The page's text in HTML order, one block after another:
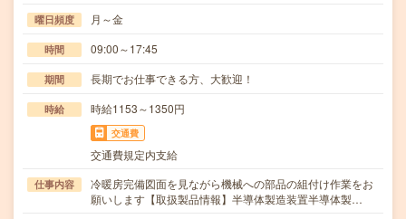
曜日頻度 月～金
時間 09:00～17:45
期間 長期でお仕事できる方、大歓迎！
時給 時給1153～1350円
交通費
交通費規定内支給
仕事内容
冷暖房完備図面を見ながら機械への部品の組付け作業をお
願いします【取扱製品情報】半導体製造装置半導体製…